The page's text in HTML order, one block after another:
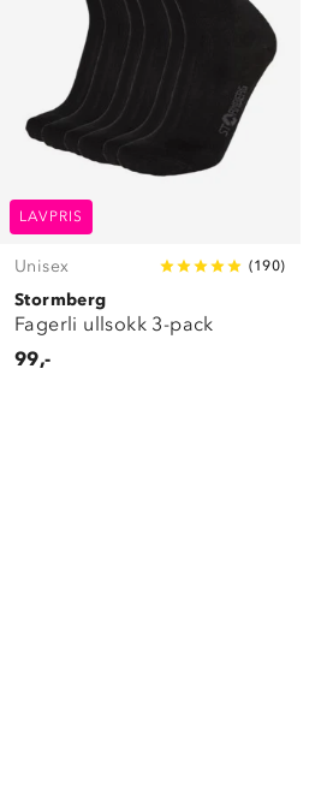
LAVPRIS
Unisex (190)
Stormberg
Fagerli ullsokk 3-pack
99,-